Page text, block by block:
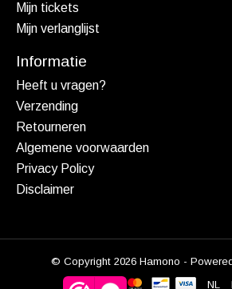
Mijn tickets
Mijn verlanglijst
Informatie
Heeft u vragen?
Verzending
Retourneren
Algemene voorwaarden
Privacy Policy
Disclaimer
© Copyright 2026 Hamono -
NL